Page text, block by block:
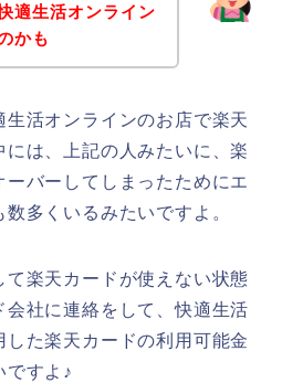
適生活オンライン
かも
活オンラインのお店で楽天
は、上記の人みたいに、楽
バーしてしまったためにエ
多くいるみたいですよ。
楽天カードが使えない状態
社に連絡をして、快適生活
た楽天カードの利用可能金
ですよ♪